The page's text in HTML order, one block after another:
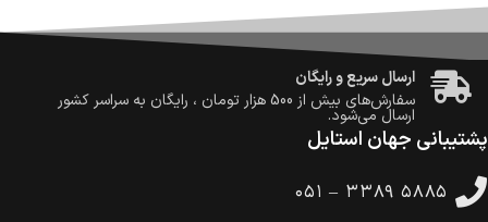
ضمانت اصالت کالا
گارانتی معتبر برای تمامی محصولات ارائه می‌شود.
ارسال سریع و رایگان
سفارش‌های بیش از 500 هزار تومان ، رایگان به سراسر کشور
ارسال می‌شود.
ضمانت بازگشت کالا
پشتیبانی جهان استایل
۰۵۱ – ۳۳۸۹ ۵۸۸۵